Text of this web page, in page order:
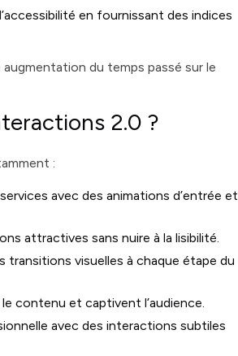
en fournissant des indices
du temps passé sur le
2.0 ?
:
avec des animations d’entrée et
attractives sans nuire à la lisibilité.
transitions visuelles à chaque étape du
contenu et captivent l’audience.
avec des interactions subtiles